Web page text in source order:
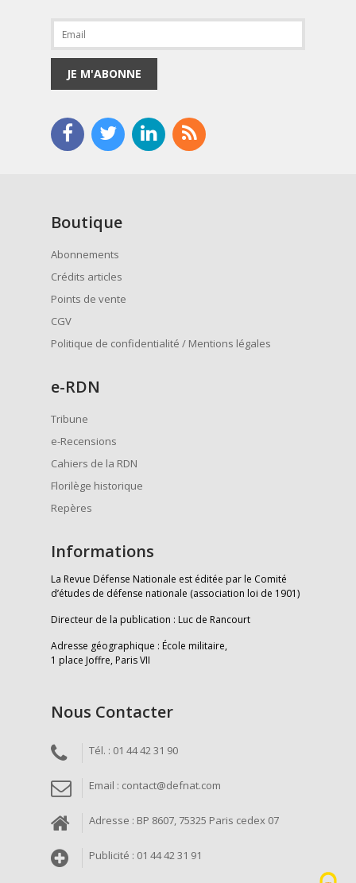
JE M'ABONNE
Boutique
Abonnements
Crédits articles
Points de vente
CGV
Politique de confidentialité / Mentions légales
e-RDN
Tribune
e-Recensions
Cahiers de la RDN
Florilège historique
Repères
Informations
La Revue Défense Nationale est éditée par le Comité
d’études de défense nationale (association loi de 1901)
Directeur de la publication : Luc de Rancourt
Adresse géographique : École militaire,
1 place Joffre, Paris VII
Nous Contacter
Tél. : 01 44 42 31 90
Email : contact@defnat.com
Adresse : BP 8607, 75325 Paris cedex 07
Publicité : 01 44 42 31 91